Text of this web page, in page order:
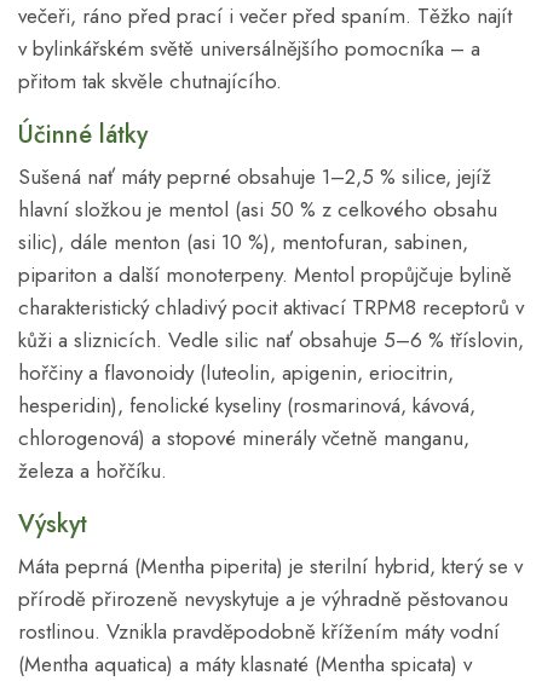
večeři, ráno před prací i večer před spaním. Těžko najít
v bylinkářském světě universálnějšího pomocníka – a
přitom tak skvěle chutnajícího.
Účinné látky
Sušená nať máty peprné obsahuje 1–2,5 % silice, jejíž
hlavní složkou je mentol (asi 50 % z celkového obsahu
silic), dále menton (asi 10 %), mentofuran, sabinen,
pipariton a další monoterpeny. Mentol propůjčuje bylině
charakteristický chladivý pocit aktivací TRPM8 receptorů v
kůži a sliznicích. Vedle silic nať obsahuje 5–6 % tříslovin,
hořčiny a flavonoidy (luteolin, apigenin, eriocitrin,
hesperidin), fenolické kyseliny (rosmarinová, kávová,
chlorogenová) a stopové minerály včetně manganu,
železa a hořčíku.
Výskyt
Máta peprná (Mentha piperita) je sterilní hybrid, který se v
přírodě přirozeně nevyskytuje a je výhradně pěstovanou
rostlinou. Vznikla pravděpodobně křížením máty vodní
(Mentha aquatica) a máty klasnaté (Mentha spicata) v